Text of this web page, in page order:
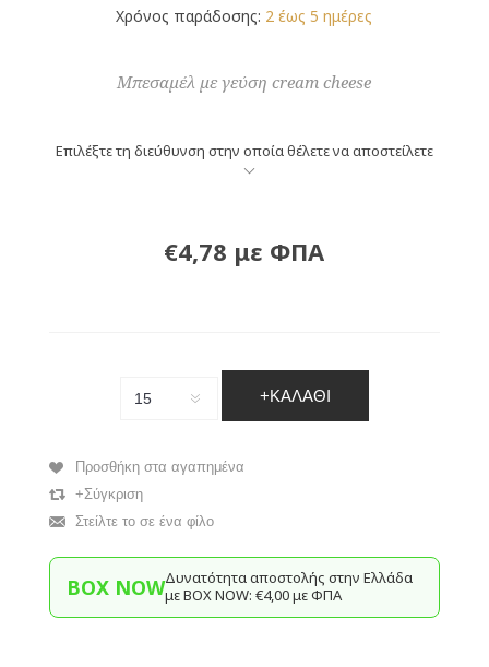
Χρόνος παράδοσης: 2 έως 5 ημέρες
Μπεσαμέλ με γεύση cream cheese
Επιλέξτε τη διεύθυνση στην οποία θέλετε να αποστείλετε
€4,78 με ΦΠΑ
+ΚΑΛΆΘΙ
Προσθήκη στα αγαπημένα
+Σύγκριση
Στείλτε το σε ένα φίλο
BOX NOWΔυνατότητα αποστολής στην Ελλάδα
με BΟΧ ΝOW: €4,00 με ΦΠΑ